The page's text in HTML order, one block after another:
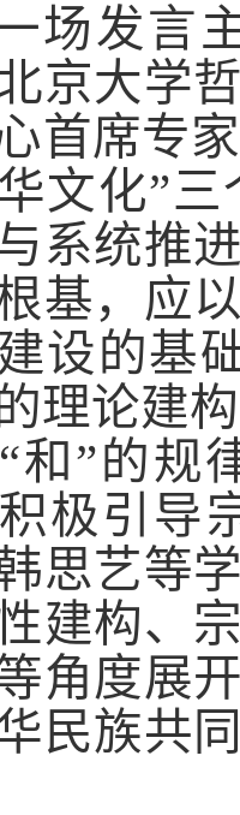
场发言
京大学
首席专
文化”
系统推
基，应
设的基
理论建
和”的规
极引导
思艺等
建构、
角度展
民族共